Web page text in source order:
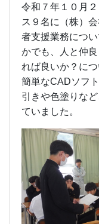
令和７年１０月
ス９名に（株）
者支援業務につ
かでも、人と仲
れば良いか？に
簡単なCADソフ
引きや色塗りな
ていました。